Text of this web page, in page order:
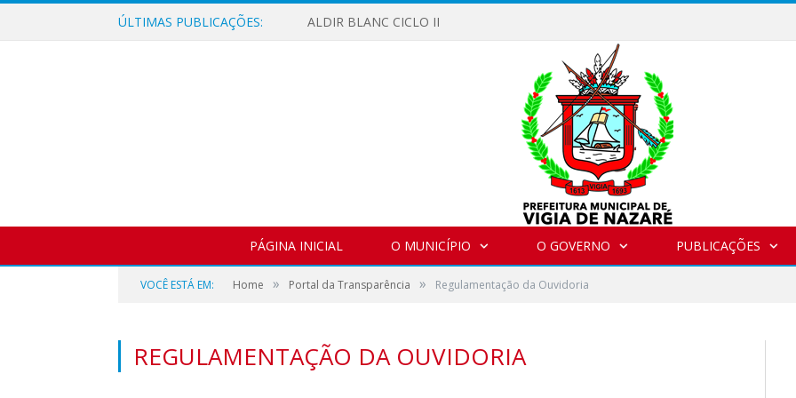
ÚLTIMAS PUBLICAÇÕES: ALDIR BLANC CICLO II
PÁGINA INICIAL O MUNICÍPIO O GOVERNO PUBLICAÇÕES
VOCÊ ESTÁ EM: Home » Portal da Transparência » Regulamentação da Ouvidoria
REGULAMENTAÇÃO DA OUVIDORIA